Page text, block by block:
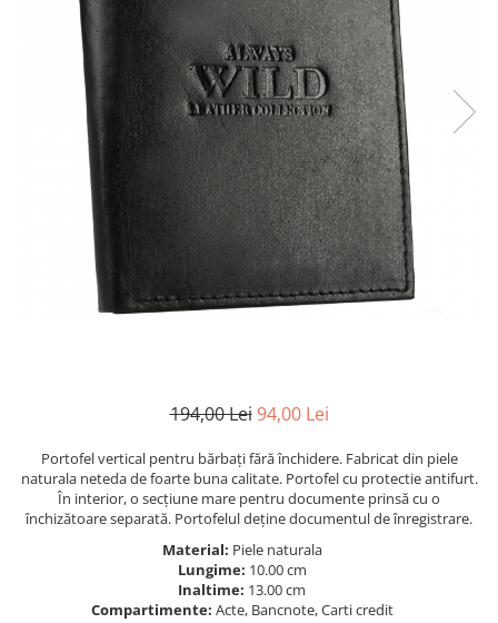
194,00 Lei 94,00 Lei
Portofel vertical pentru bărbați fără închidere. Fabricat din piele
naturala neteda de foarte buna calitate. Portofel cu protectie antifurt.
În interior, o secțiune mare pentru documente prinsă cu o
închizătoare separată. Portofelul deține documentul de înregistrare.
Material: Piele naturala
Lungime: 10.00 cm
Inaltime: 13.00 cm
Compartimente: Acte, Bancnote, Carti credit